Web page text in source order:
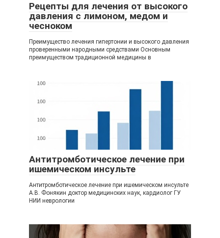
Рецепты для лечения от высокого
давления с лимоном, медом и
чесноком
Преимущество лечения гипертонии и высокого давления
проверенными народными средствами Основным
преимуществом традиционной медицины в
Антитромботическое лечение при
ишемическом инсульте
Антитромботическое лечение при ишемическом инсульте
А.В. Фонякин доктор медицинских наук, кардиолог ГУ
НИИ неврологии